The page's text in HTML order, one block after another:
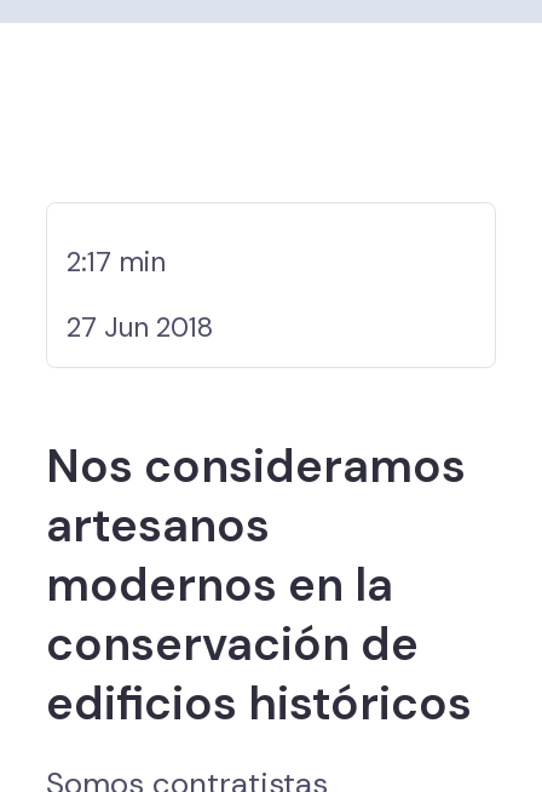
2:17 min
27 Jun 2018
Nos consideramos
artesanos
modernos en la
conservación de
edificios históricos
Somos contratistas